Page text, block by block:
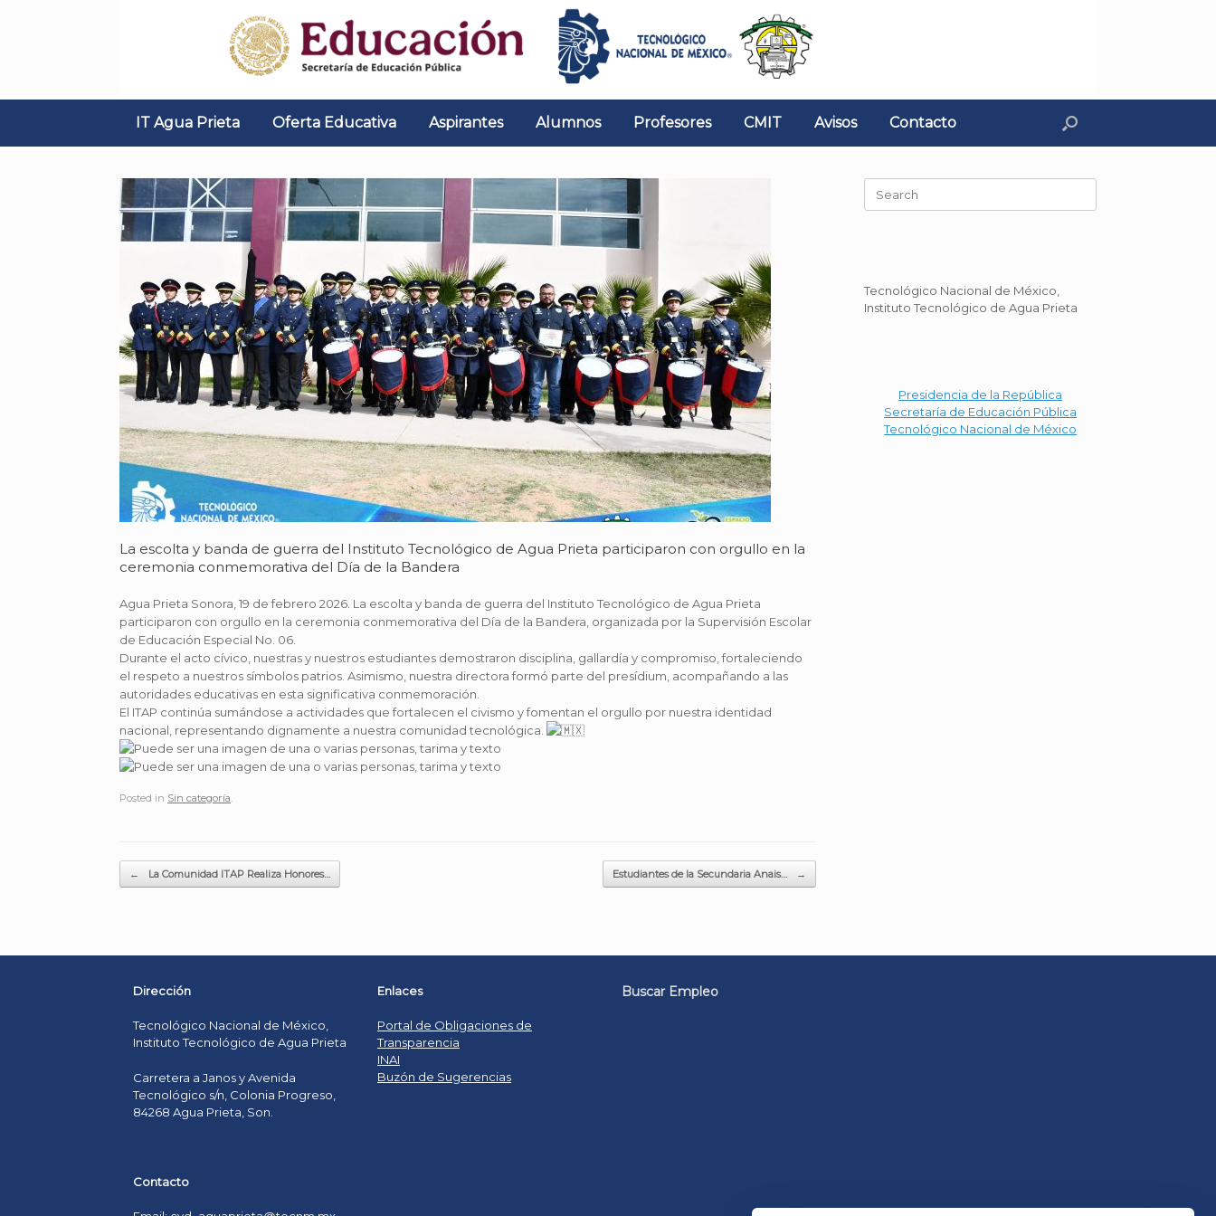
IT Agua Prieta Oferta Educativa Aspirantes Alumnos Profesores CMIT Avisos Contacto
La escolta y banda de guerra del Instituto Tecnológico de Agua Prieta participaron con orgullo en la
ceremonia conmemorativa del Día de la Bandera
Agua Prieta Sonora, 19 de febrero 2026. La escolta y banda de guerra del Instituto Tecnológico de Agua Prieta
participaron con orgullo en la ceremonia conmemorativa del Día de la Bandera, organizada por la Supervisión Escolar
de Educación Especial No. 06.
Durante el acto cívico, nuestras y nuestros estudiantes demostraron disciplina, gallardía y compromiso, fortaleciendo
el respeto a nuestros símbolos patrios. Asimismo, nuestra directora formó parte del presídium, acompañando a las
autoridades educativas en esta significativa conmemoración.
El ITAP continúa sumándose a actividades que fortalecen el civismo y fomentan el orgullo por nuestra identidad
nacional, representando dignamente a nuestra comunidad tecnológica.
Posted in Sin categoría
Post navigation
← La Comunidad ITAP Realiza Honores… Estudiantes de la Secundaria Anais… →
for:
Tecnológico Nacional de México,
Instituto Tecnológico de Agua Prieta
Presidencia de la República
Secretaría de Educación Pública
Tecnológico Nacional de México
Dirección
Tecnológico Nacional de México,
Instituto Tecnológico de Agua Prieta
Carretera a Janos y Avenida
Tecnológico s/n, Colonia Progreso,
84268 Agua Prieta, Son.
Contacto
Enlaces
Portal de Obligaciones de
Transparencia
INAI
Buzón de Sugerencias
Buscar Empleo